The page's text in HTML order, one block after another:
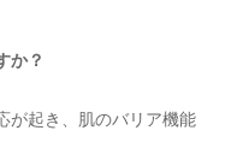
か？
が起き、肌のバリア機能